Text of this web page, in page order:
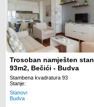
Trosoban namješten stan
93m2, Bečići - Budva
Stambena kvadratura 93
Stanje:
Stanovi
Budva